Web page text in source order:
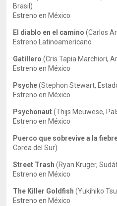
Brasil)
Estreno en México
El diablo en el camino (Carlos
Estreno
Gatillero (Cris Tapia Marchiori,
Estreno en México
Psyche(Stephon Stewart,
Estreno en México
Psychonaut(Thijs Meuwese,
Estreno en México
Puerco que sobrevive a la
Corea del Sur)
Street Trash (Ryan Kruger,
Estreno en México
The Killer Goldfish(Yukihiko
Estreno en México